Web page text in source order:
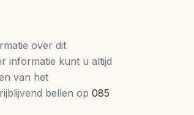
over dit
informatie kunt u altijd
van het
bellen op 085